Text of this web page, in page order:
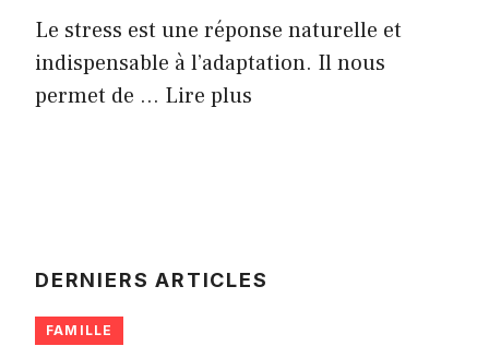
Le stress est une réponse naturelle et
indispensable à l’adaptation. Il nous
permet de … Lire plus
DERNIERS ARTICLES
FAMILLE